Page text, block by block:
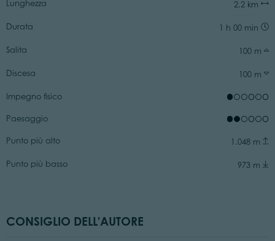
Lunghezza 2,2 km
Durata 1 h 00 min
Salita 100 m
Discesa 100 m
Impegno fisico
Paesaggio
Punto più alto 1.048 m
Punto più basso 973 m
CONSIGLIO DELL'AUTORE